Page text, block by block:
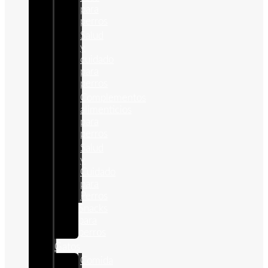
para
perros
Salud
y
cuidado
para
perros
Complementos
alimenticios
para
perros
Salud
y
Cuidado
para
Perros
Gatos
Comida